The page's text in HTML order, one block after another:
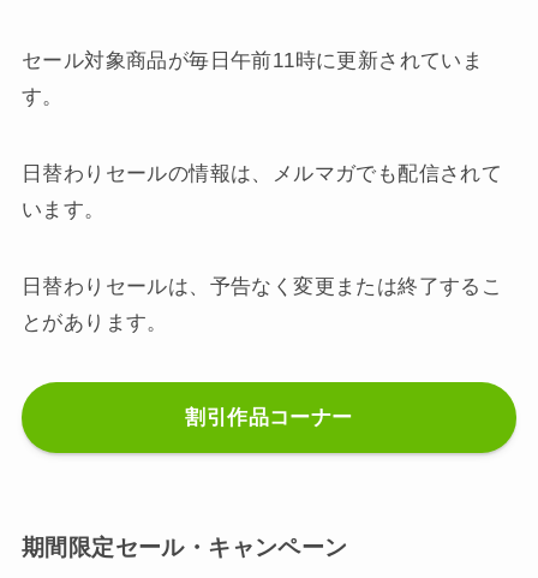
セール対象商品が毎日午前11時に更新されていま
す。
日替わりセールの情報は、メルマガでも配信されて
います。
日替わりセールは、予告なく変更または終了するこ
とがあります。
割引作品コーナー
期間限定セール・キャンペーン